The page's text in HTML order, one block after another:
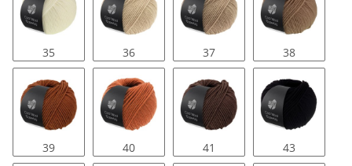
35 36 37 38
39 40 41 43